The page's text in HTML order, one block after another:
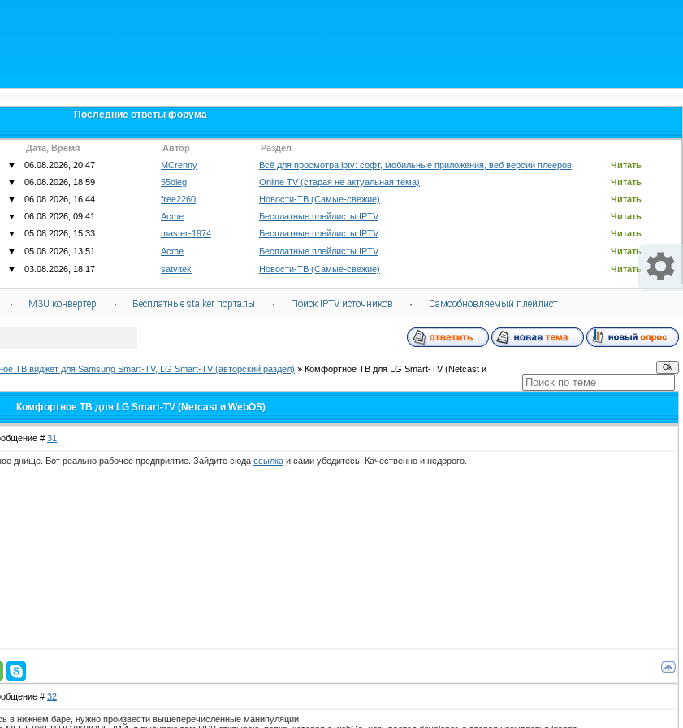
Последние ответы форума
Дата, Время Автор Раздел
▼ 06.08.2026, 20:47 MCrenny Всё для просмотра iptv: софт, мобильные приложения, веб версии плееров Читать
▼ 06.08.2026, 18:59 55oleg Online TV (старая не актуальная тема) Читать
▼ 06.08.2026, 16:44 free2260 Новости-ТВ (Самые-свежие) Читать
▼ 06.08.2026, 09:41 Acme Бесплатные плейлисты IPTV Читать
▼ 05.08.2026, 15:33 master-1974 Бесплатные плейлисты IPTV Читать
▼ 05.08.2026, 13:51 Acme Бесплатные плейлисты IPTV Читать
▼ 03.08.2026, 18:17 satvitek Новости-ТВ (Самые-свежие) Читать
· M3U конвертер · Бесплатные stalker порталы · Поиск IPTV источников · Самообновляемый плейлист
ТВ виджет для Samsung Smart-TV, LG Smart-TV (авторский раздел) » Комфортное ТВ для LG Smart-TV (Netcast и
Комфортное ТВ для LG Smart-TV (Netcast и WebOS)
# 31
днище. Вот реально рабочее предприятие. Зайдите сюда ссылка и сами убедитесь. Качественно и недорого.
# 32
в нижнем баре, нужно произвести вышеперечисленные манипуляции.